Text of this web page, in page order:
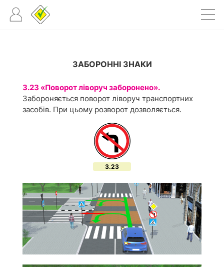
ЗАБОРОННІ ЗНАКИ
3.23 «Поворот ліворуч заборонено».
Забороняється поворот ліворуч транспортних
засобів. При цьому розворот дозволяється.
3.23